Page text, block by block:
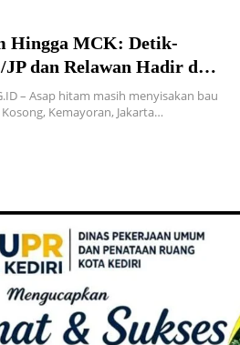
Hingga MCK: Detik-
dan Relawan Hadir di
– Asap hitam masih menyisakan bau
Kemayoran, Jakarta…